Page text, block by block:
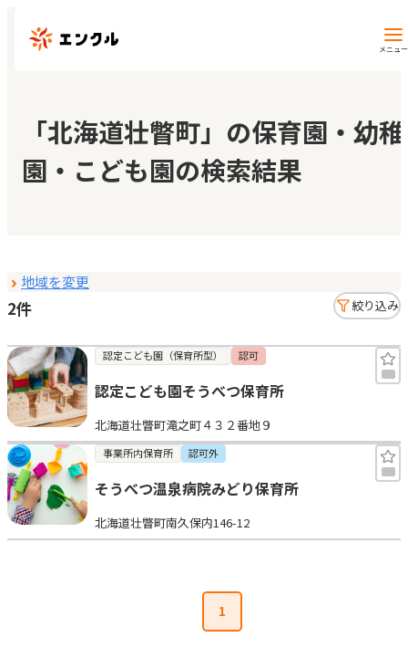
メニュー
保育園・幼稚園を探す
地図から探す
マイページ
お気に入り
見学日記
メッセージ
おすすめの園
「北海道壮瞥町」の保育園・幼稚
園・こども園の検索結果
地域を変更
2件 絞り込み
認定こども園（保育所型） 認可
認定こども園そうべつ保育所
北海道壮瞥町滝之町４３２番地９
事業所内保育所 認可外
そうべつ温泉病院みどり保育所
北海道壮瞥町南久保内146-12
1